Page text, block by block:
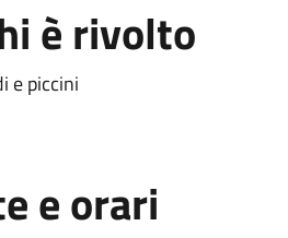
è rivolto
e piccini
e orari